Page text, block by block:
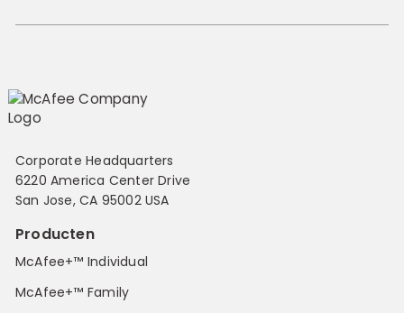
Corporate Headquarters
6220 America Center Drive
San Jose, CA 95002 USA
Producten
McAfee+™ Individual
McAfee+™ Family